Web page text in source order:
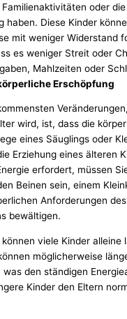
Familienaktivitäten oder
haben. Diese Kinder
mit weniger Widerstand
es weniger Streit oder
Mahlzeiten oder
Erschöpfung
wird, ist, dass die
eines Säuglings oder
Erziehung eines älteren
erfordert, müssen
Beinen sein, einem
Anforderungen
bewältigen.
viele Kinder alleine
möglicherweise
was den ständigen
Kinder den Eltern